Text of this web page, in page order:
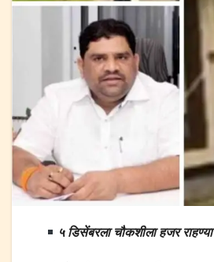
५ डिसेंबरला चौकशीला हजर